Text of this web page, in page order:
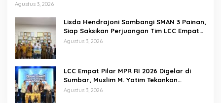
Agustus 3, 2026
Lisda Hendrajoni Sambangi SMAN 3 Painan,
Siap Saksikan Perjuangan Tim LCC Empat
Pilar di Jakarta
Agustus 3, 2026
LCC Empat Pilar MPR RI 2026 Digelar di
Sumbar, Muslim M. Yatim Tekankan
Pentingnya Karakter Generasi Muda
Agustus 3, 2026